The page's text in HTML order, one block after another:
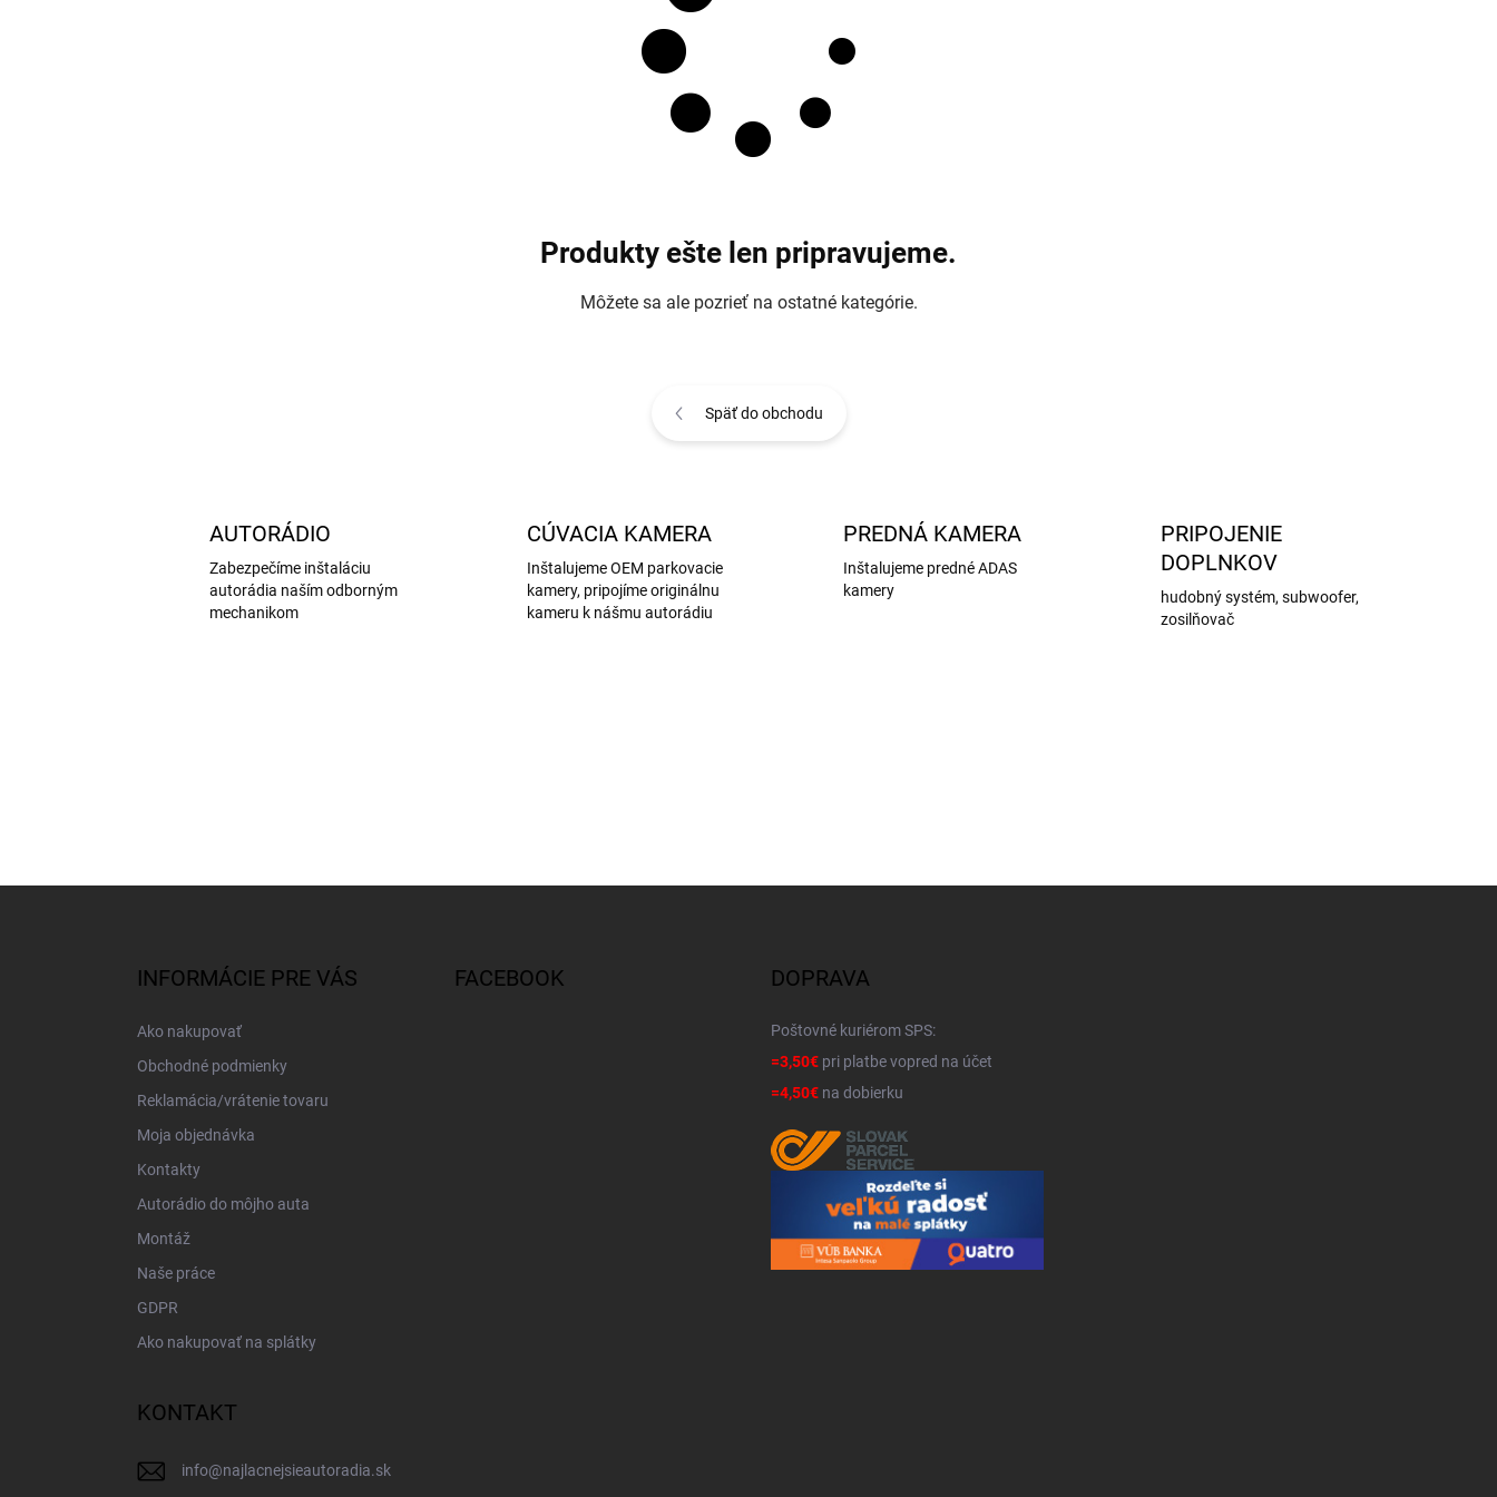
Produkty ešte len pripravujeme.
Môžete sa ale pozrieť na ostatné kategórie.
Späť do obchodu
AUTORÁDIO
Zabezpečíme inštaláciu
autorádia naším odborným
mechanikom
CÚVACIA KAMERA
Inštalujeme OEM parkovacie
kamery, pripojíme originálnu
kameru k nášmu autorádiu
PREDNÁ KAMERA
Inštalujeme predné ADAS
kamery
PRIPOJENIE
DOPLNKOV
hudobný systém, subwoofer,
zosilňovač
INFORMÁCIE PRE VÁS
Ako nakupovať
Obchodné podmienky
Reklamácia/vrátenie tovaru
Moja objednávka
Kontakty
Autorádio do môjho auta
Montáž
Naše práce
GDPR
Ako nakupovať na splátky
FACEBOOK DOPRAVA
Poštovné kuriérom SPS:
=3,50€ pri platbe vopred na účet
=4,50€ na dobierku
KONTAKT
info@najlacnejsieautoradia.sk